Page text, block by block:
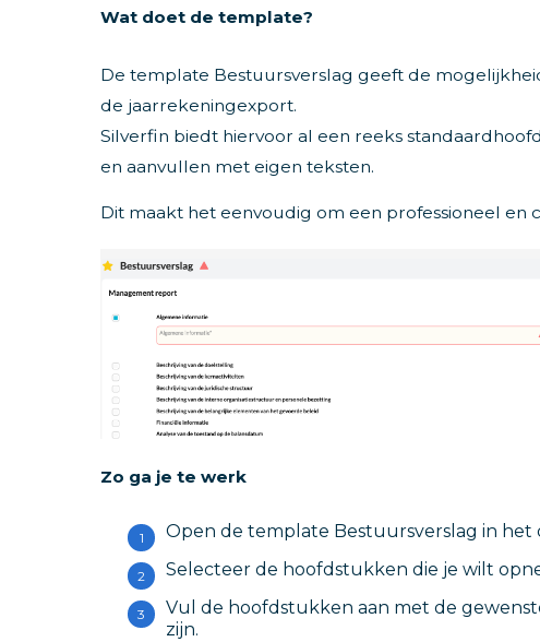
Wat doet de template?
De template Bestuursverslag geeft de
de jaarrekeningexport.
Silverfin biedt hiervoor al een reeks
en aanvullen met eigen teksten.
Dit maakt het eenvoudig om een professioneel en
Zo ga je te werk
Open de template Bestuursverslag in het
Selecteer de hoofdstukken die je wilt
Vul de hoofdstukken aan met de
zijn.